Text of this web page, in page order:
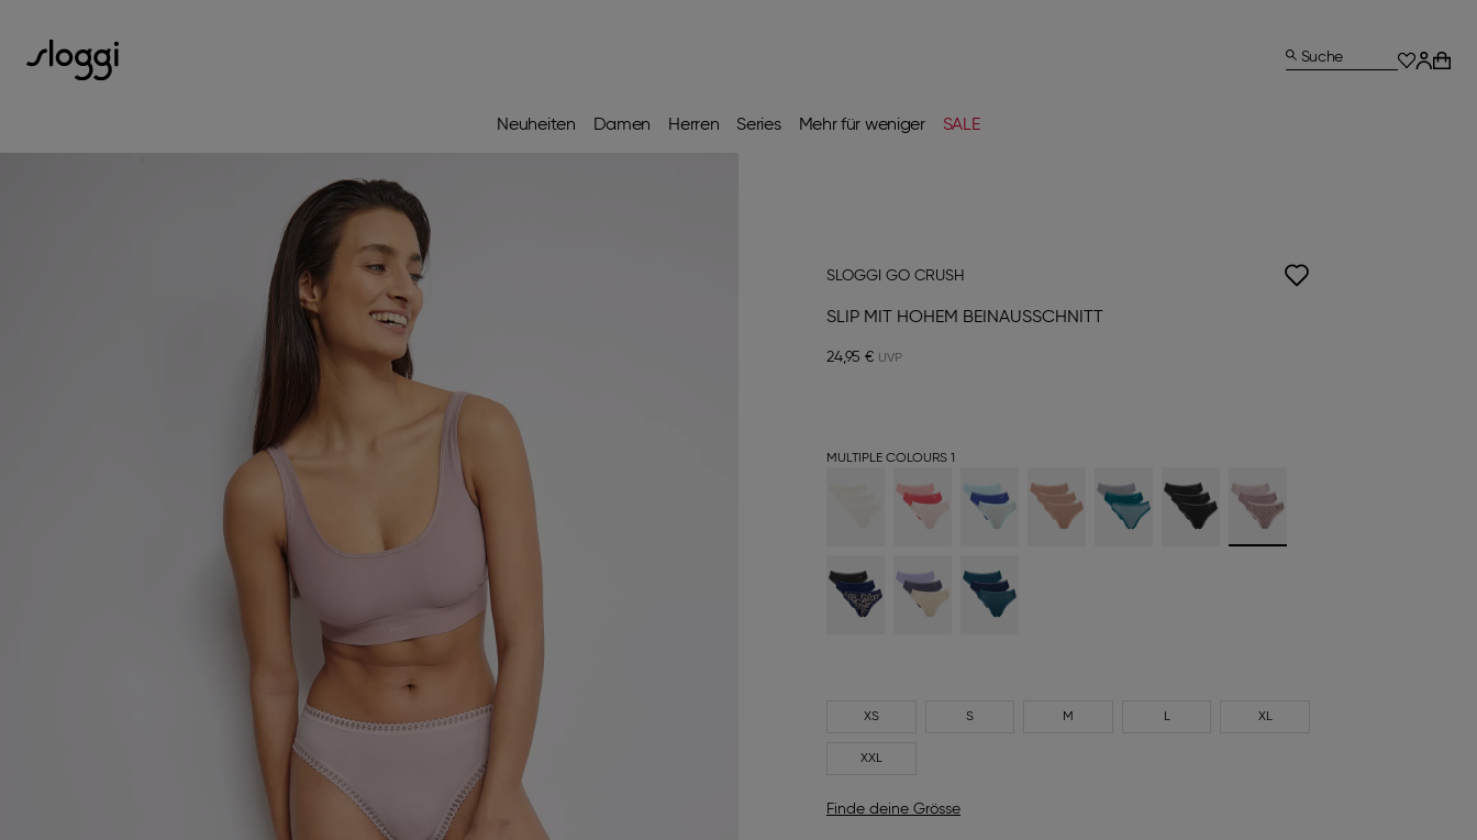
Neuheiten Damen Herren Series Mehr für weniger SALE
Suche
SLOGGI GO CRUSH
SLIP MIT HOHEM BEINAUSSCHNITT
24,95 €
MULTIPLE COLOURS 1
XS S M L XL
XXL
Finde deine Grösse